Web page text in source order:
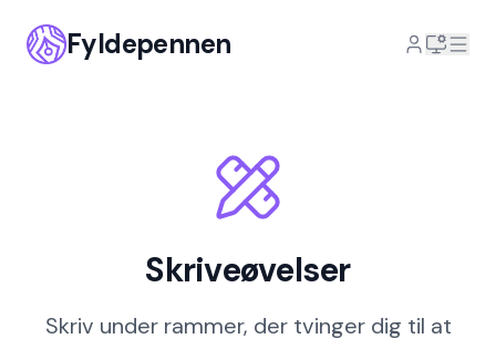
Fyldepennen
Skriveøvelser
Skriv under rammer, der tvinger dig til at